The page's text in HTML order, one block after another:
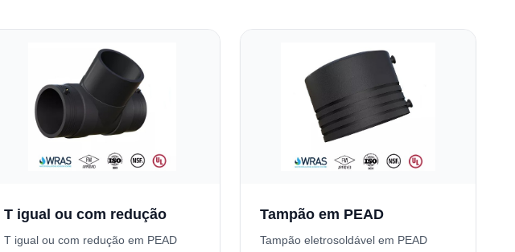
T igual ou com redução
T igual ou com redução em PEAD
Tampão em PEAD
Tampão eletrosoldável em PEAD